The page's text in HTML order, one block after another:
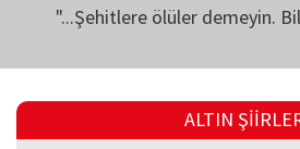
"...Şehitlere ölüler demeyin.
ALTIN